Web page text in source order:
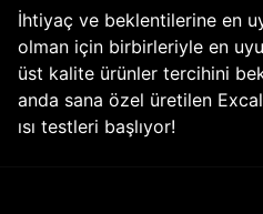
İhtiyaç ve beklentilerine en
olman için birbirleriyle en
üst kalite ürünler tercihini
anda sana özel üretilen
ısı testleri başlıyor!